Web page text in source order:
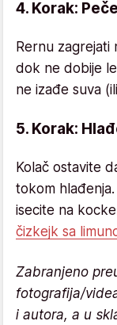
4. Korak:
Rernu zagrejati
dok ne dobije
ne izađe suva
5. Korak:
Kolač ostavite
tokom
isecite na
čizkejk sa
Zabranjeno
fotografija/
i autora, a u